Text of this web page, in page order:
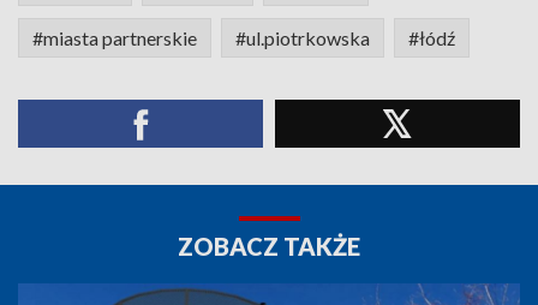
#miasta partnerskie #ul.piotrkowska #łódź
ZOBACZ TAKŻE